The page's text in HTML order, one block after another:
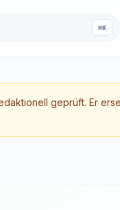
⌘K
geprüft. Er